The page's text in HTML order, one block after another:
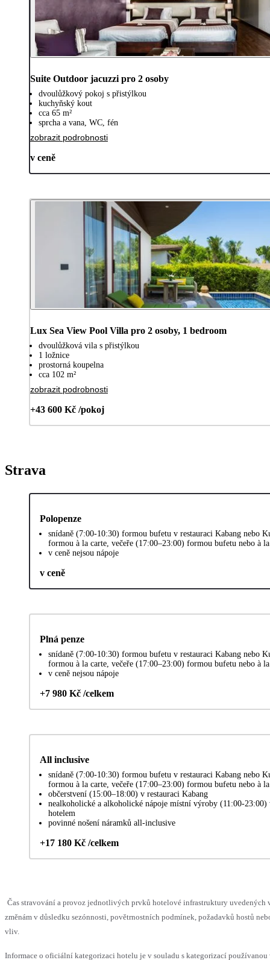
Suite Outdoor jacuzzi pro 2 osoby
dvoulůžkový pokoj s přistýlkou
kuchyňský kout
cca 65 m²
sprcha a vana, WC, fén
zobrazit podrobnosti
v ceně
Lux Sea View Pool Villa pro 2 osoby, 1 bedroom
dvoulůžková vila s přistýlkou
1 ložnice
prostorná koupelna
cca 102 m²
zobrazit podrobnosti
+43 600 Kč /pokoj
Strava
Polopenze
snídaně (7:00-10:30) formou bufetu v restauraci Kabang nebo
formou à la carte, večeře (17:00–23:00) formou bufetu nebo à
v ceně nejsou nápoje
v ceně
Plná penze
snídaně (7:00-10:30) formou bufetu v restauraci Kabang nebo
formou à la carte, večeře (17:00–23:00) formou bufetu nebo à
v ceně nejsou nápoje
+7 980 Kč /celkem
All inclusive
snídaně (7:00-10:30) formou bufetu v restauraci Kabang nebo
formou à la carte, večeře (17:00–23:00) formou bufetu nebo à
občerstvení (15:00–18:00) v restauraci Kabang
nealkoholické a alkoholické nápoje místní výroby (11:00-23:00)
hotelem
povinné nošení náramků all-inclusive
+17 180 Kč /celkem
Čas stravování a provoz jednotlivých prvků hotelové infrastruktury uvedených
změnám v důsledku sezónnosti, povětrnostních podmínek, požadavků hostů
vliv.
Informace o oficiální kategorizaci hotelu je v souladu s kategorizací používanou